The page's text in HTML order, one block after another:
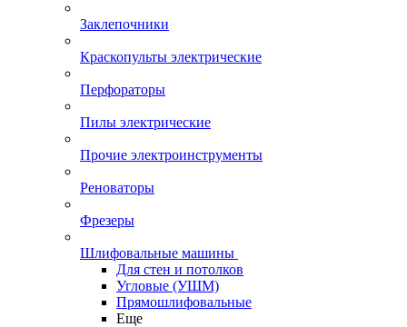
Заклепочники
Краскопульты электрические
Перфораторы
Пилы электрические
Прочие электроинструменты
Реноваторы
Фрезеры
Шлифовальные машины
Для стен и потолков
Угловые (УШМ)
Прямошлифовальные
Еще